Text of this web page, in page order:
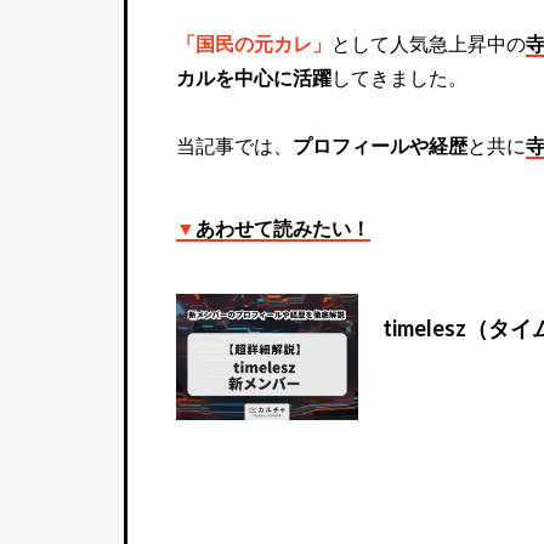
「国民の元カレ」 として人気急上昇中の
カルを中心に活躍してきました。
当記事では、 プロフィールや経歴と共に
▼ あわせて読みたい！
timelesz（タイ